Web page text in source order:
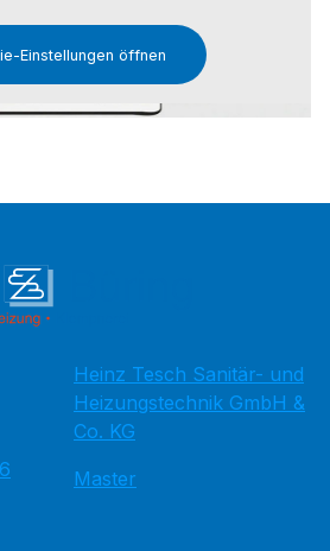
Einstellungen öffnen
Heinz Tesch Sanitär- und
Heizungstechnik GmbH &
Co. KG
Master